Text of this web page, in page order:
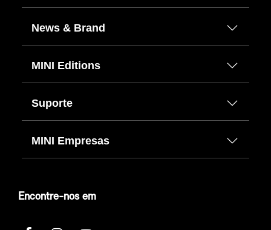
News & Brand
MINI Editions
Suporte
MINI Empresas
Encontre-nos em